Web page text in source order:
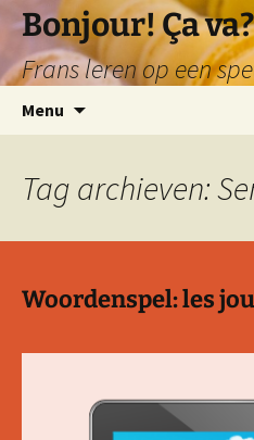
naar
de
inhoud
Bonjour! Ça
Frans leren op een
Menu
Tag archieven:
Woordenspel: les